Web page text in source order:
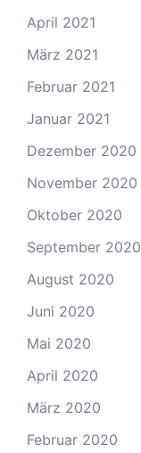
April 2021
März 2021
Februar 2021
Januar 2021
Dezember 2020
November 2020
Oktober 2020
September 2020
August 2020
Juni 2020
Mai 2020
April 2020
März 2020
Februar 2020